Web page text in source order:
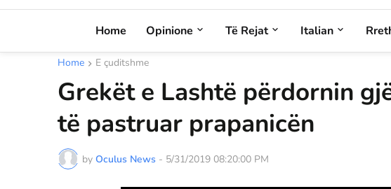
Home Opinione Të Rejat Italian
Home E çuditshme
Grekët e Lashtë përdornin
të pastruar prapanicën
by Oculus News - 5/31/2019 08:20:00 PM